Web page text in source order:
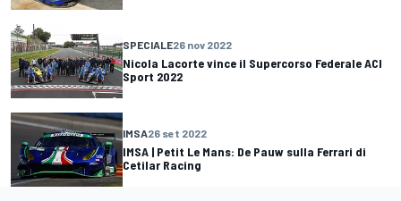
SPECIALE26 nov 2022
Nicola Lacorte vince il Supercorso Federale ACI
Sport 2022
IMSA26 set 2022
IMSA | Petit Le Mans: De Pauw sulla Ferrari di
Cetilar Racing